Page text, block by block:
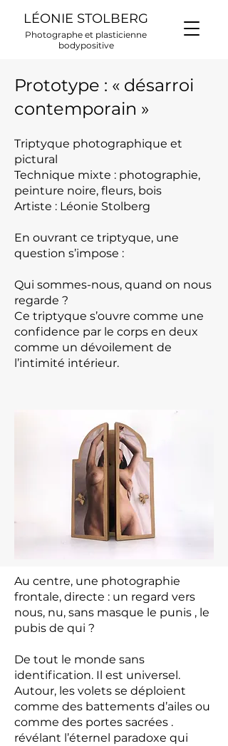
LÉONIE STOLBERG
Photographe et plasticienne
bodypositive
Prototype : « désarroi
contemporain »
Triptyque photographique et
pictural
Technique mixte : photographie,
peinture noire, fleurs, bois
Artiste : Léonie Stolberg
En ouvrant ce triptyque, une
question s’impose :
Qui sommes-nous, quand on nous
regarde ?
Ce triptyque s’ouvre comme une
confidence par le corps en deux
comme un dévoilement de
l’intimité intérieur.
Au centre, une photographie
frontale, directe : un regard vers
nous, nu, sans masque le punis , le
pubis de qui ?
De tout le monde sans
identification. Il est universel.
Autour, les volets se déploient
comme des battements d’ailes ou
comme des portes sacrées .
révélant l’éternel paradoxe qui